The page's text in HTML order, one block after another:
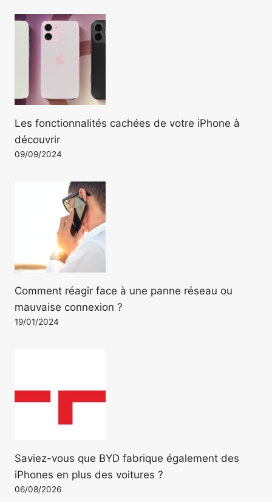
Les fonctionnalités cachées de votre iPhone à
découvrir
09/09/2024
Comment réagir face à une panne réseau ou
mauvaise connexion ?
19/01/2024
Saviez-vous que BYD fabrique également des
iPhones en plus des voitures ?
06/08/2026